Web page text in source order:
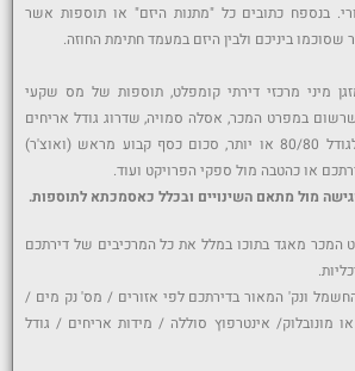
בנספח כתובים כל "מתנות היזם" או תוספות אשר
ביניכם ולבין היזם במעמד חתימת החוזה.
מיני מרכזי דירתי קומפלט, תוספות של מס שקעי
במפרט המכר, אסלה סמויה, שדרוג גודל אריחים
של ריצוף הדירה לגודל 80/80 או יותר, סכום כסף קבוע מראש (ואוצ'ר)
או כהטבה מול ספקי הפרויקט ועוד.
מול מתאם השינויים ובכלל כאסמכתא לתוספות.
המכר מאגד בתוכו במלל את כל המרכיבים של דירתכם
ונק' המאור בדירתכם לפי אזורים / מס' נק מים /
מונובלוק/ אינטרפוץ סוללה / מידות אריחים / גודל